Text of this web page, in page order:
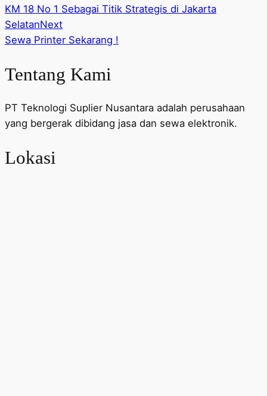
KM 18 No 1 Sebagai Titik Strategis di Jakarta
SelatanNext
Sewa Printer Sekarang !
Tentang Kami
PT Teknologi Suplier Nusantara adalah perusahaan
yang bergerak dibidang jasa dan sewa elektronik.
Lokasi